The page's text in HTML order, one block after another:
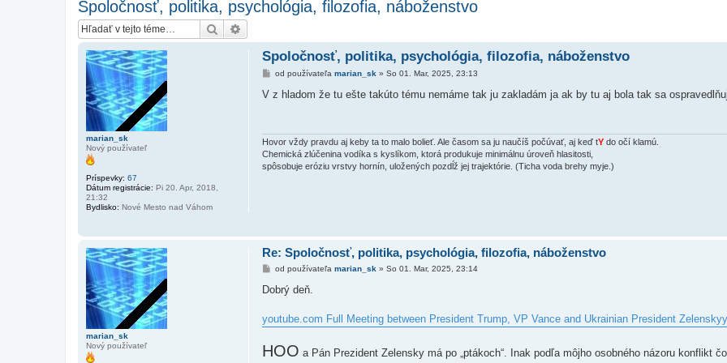
Spoločnosť, politika, psychológia, filozofia, náboženstvo
Hľadať
marian_sk
Nový používateľ
Príspevky: 67
Dátum registrácie: Pi 20. Apr, 2018,
21:32
Bydlisko: Nové Mesto nad Váhom
Spoločnosť, politika, psychológia, filozofia, náboženstvo
P
í
o
od používateľa marian_sk » So 01. Mar, 2025, 23:13
V z hladom že tu ešte takúto tému nemáme tak ju zakladám ja ak by tu aj bola tak sa
Hovor vždy pravdu aj keby ta to malo bolieť. Ale časom sa ju naučíš počúvať, aj keď tY do očí klamú.
Chemická zlúčenina vodíka s kyslíkom, ktorá produkuje minimálnu úroveň hlasitosti,
spôsobuje eróziu vrstvy hornín, uložených pozdĺž jej trajektórie. (Ticha voda brehy myje.)
marian_sk
Nový používateľ
Re: Spoločnosť, politika, psychológia, filozofia, náboženstvo
P
í
e
v
k
od používateľa marian_sk » So 01. Mar, 2025, 23:14
Dobrý deň.
youtube.com Full Meeting between President Trump, VP Vance and Ukrainian President
HOO a Pán Prezident Zelensky má po „ptákoch“. Inak podľa môjho osobného názoru konflikt